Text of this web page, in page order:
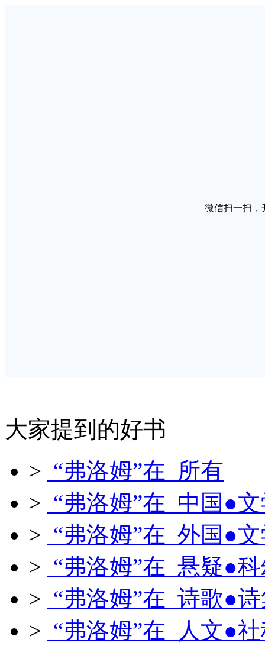
微信扫一扫，
大家提到的好书
> “弗洛姆”在 所有
> “弗洛姆”在 中国●
> “弗洛姆”在 外国●
> “弗洛姆”在 悬疑●
> “弗洛姆”在 诗歌●
> “弗洛姆”在 人文●